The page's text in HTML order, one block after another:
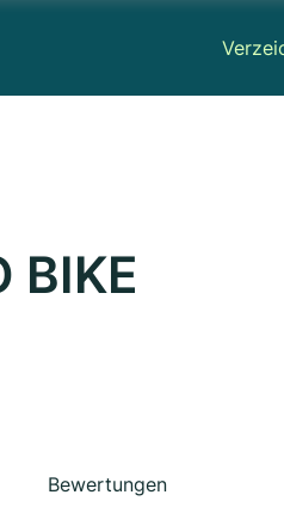
BIKE
Bewertungen